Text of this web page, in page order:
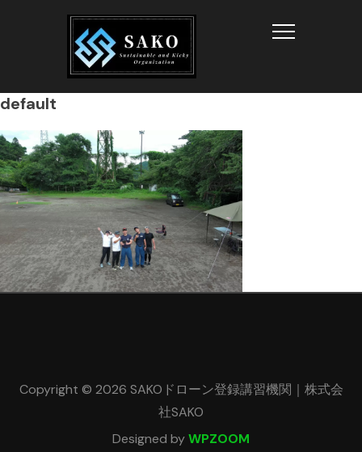
Info
default
Copyright © 2026 SAKOドローン登録講習機関｜株式会
社SAKO
Designed byWPZOOM